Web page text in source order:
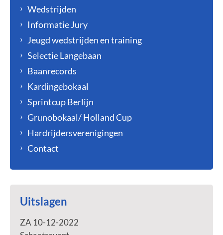
Wedstrijden
Informatie Jury
Jeugd wedstrijden en training
Selectie Langebaan
Baanrecords
Kardingebokaal
Sprintcup Berlijn
Grunobokaal/ Holland Cup
Hardrijdersverenigingen
Contact
Uitslagen
ZA 10-12-2022